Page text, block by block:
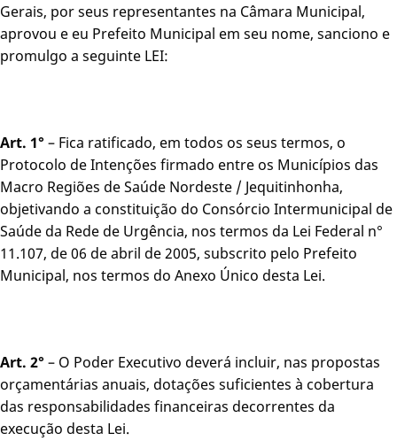
Gerais, por seus representantes na Câmara Municipal,
aprovou e eu Prefeito Municipal em seu nome, sanciono e
promulgo a seguinte LEI:
Art. 1° – Fica ratificado, em todos os seus termos, o
Protocolo de Intenções firmado entre os Municípios das
Macro Regiões de Saúde Nordeste / Jequitinhonha,
objetivando a constituição do Consórcio Intermunicipal de
Saúde da Rede de Urgência, nos termos da Lei Federal n°
11.107, de 06 de abril de 2005, subscrito pelo Prefeito
Municipal, nos termos do Anexo Único desta Lei.
Art. 2° – O Poder Executivo deverá incluir, nas propostas
orçamentárias anuais, dotações suficientes à cobertura
das responsabilidades financeiras decorrentes da
execução desta Lei.